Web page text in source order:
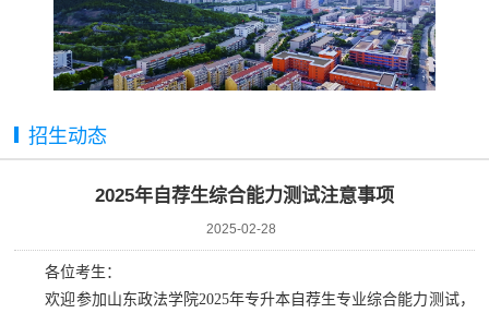
招生动态
2025年自荐生综合能力测试注意事项
2025-02-28
各位考生：
欢迎参加 山东政法学院2025年专升本自荐生专业综合能力测试，